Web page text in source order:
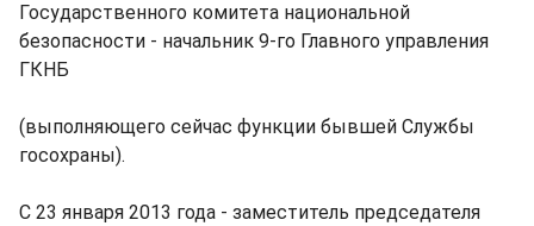
Государственного комитета национальной
безопасности - начальник 9-го Главного управления
ГКНБ
(выполняющего сейчас функции бывшей Службы
госохраны).
С 23 января 2013 года - заместитель председателя